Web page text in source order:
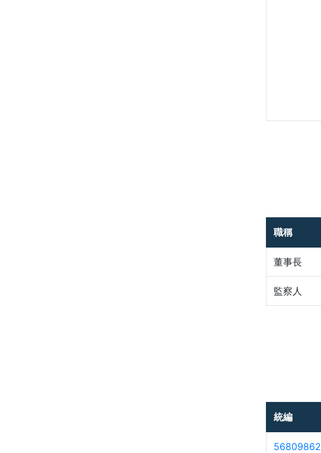
職稱
董事長
監察人
統編
56809862